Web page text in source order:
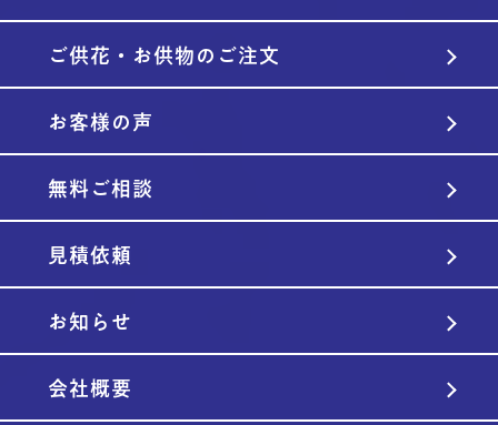
ご供花・お供物のご注文
お客様の声
無料ご相談
見積依頼
お知らせ
会社概要